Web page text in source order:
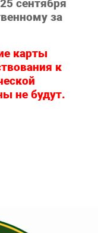
сентября
за
карты
к
не будут.